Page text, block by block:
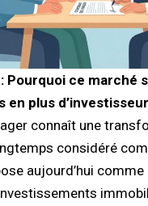
Pourquoi ce marché
en plus
connaît une
considéré
aujourd’hui